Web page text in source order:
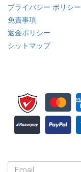
プライバシー ポリシー
免責事項
返金ポリシー
シットマップ